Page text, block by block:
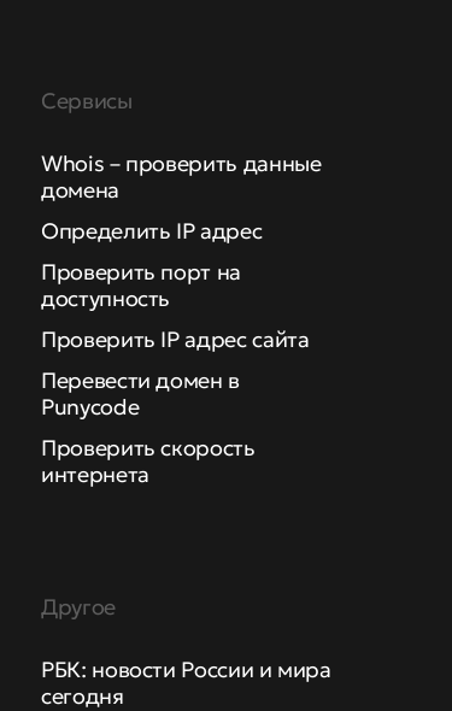
Сервисы
Whois – проверить данные
домена
Определить IP адрес
Проверить порт на
доступность
Проверить IP адрес сайта
Перевести домен в
Punycode
Проверить скорость
интернета
Другое
РБК: новости России и мира
сегодня